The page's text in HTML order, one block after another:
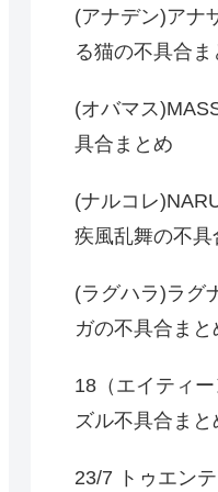
(アナデン)アナ
る猫の不具合ま
(オバマス
具合まとめ
(ナルコレ
疾風乱舞の不具
(ラグハラ)ラグ
ガの不具合まと
18（エイティ
ズル不具合まと
23/7 トゥエン